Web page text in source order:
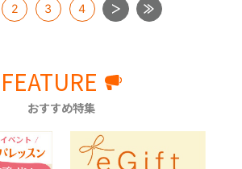
2 3 4
FEATURE
おすすめ特集